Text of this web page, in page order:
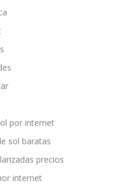
por internet
sol baratas
precios
internet